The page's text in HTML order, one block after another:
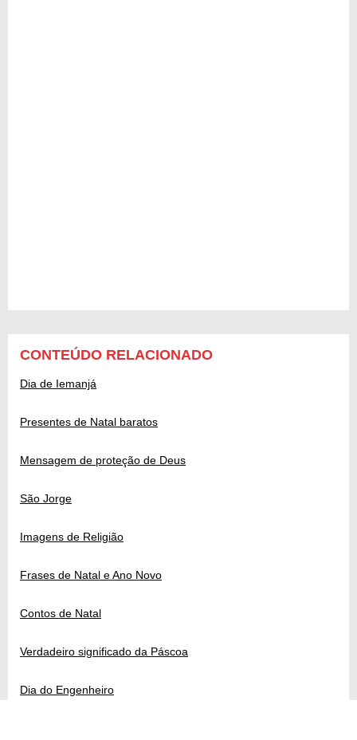
CONTEÚDO RELACIONADO
Dia de Iemanjá
Presentes de Natal baratos
Mensagem de proteção de Deus
São Jorge
Imagens de Religião
Frases de Natal e Ano Novo
Contos de Natal
Verdadeiro significado da Páscoa
Dia do Engenheiro